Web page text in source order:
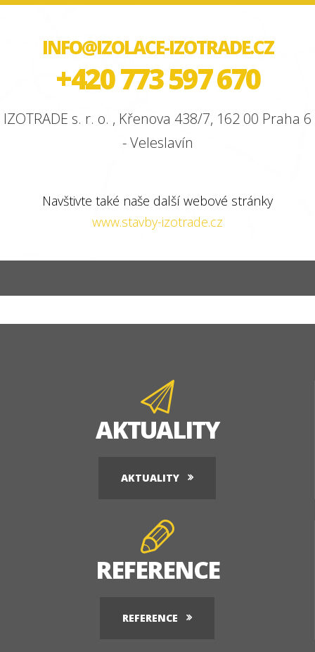
INFO@IZOLACE-IZOTRADE.CZ
+420 773 597 670
IZOTRADE s. r. o. , Křenova 438/7, 162 00 Praha 6
- Veleslavín
Navštivte také naše další webové stránky
www.stavby-izotrade.cz
AKTUALITY
AKTUALITY
REFERENCE
REFERENCE